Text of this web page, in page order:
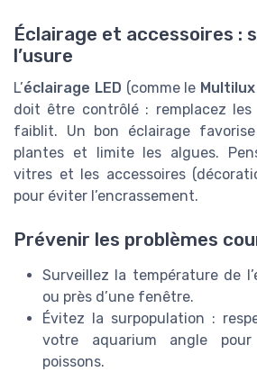
Éclairage et accessoires :
l’usure
L’éclairage LED (comme le Multilux
doit être contrôlé : remplacez
faiblit. Un bon éclairage
plantes et limite les algues.
vitres et les accessoires
pour éviter l’encrassement.
Prévenir les problèmes
Surveillez la température de
ou près d’une fenêtre.
Évitez la surpopulation :
votre aquarium angle
poissons.